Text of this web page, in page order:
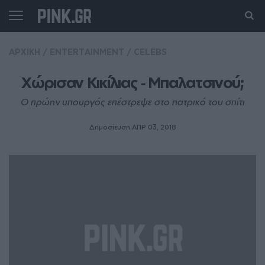
Χώρισαν Κικίλιας ‑ Μπαλατσινού;
Ο πρώην υπουργός επέστρεψε στο πατρικό του σπίτι
Δημοσίευση ΑΠΡ 03, 2018